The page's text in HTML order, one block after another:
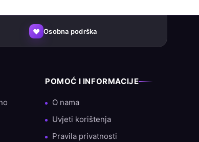
klijenata, točno znamo što
♥ Osobna podrška
POMOĆ I INFORMACIJE
O nama
Uvjeti korištenja
Pravila privatnosti